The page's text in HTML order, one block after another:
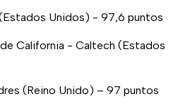
(Estados Unidos) - 97,6 puntos
California - Caltech (Estados
(Reino Unido) – 97 puntos